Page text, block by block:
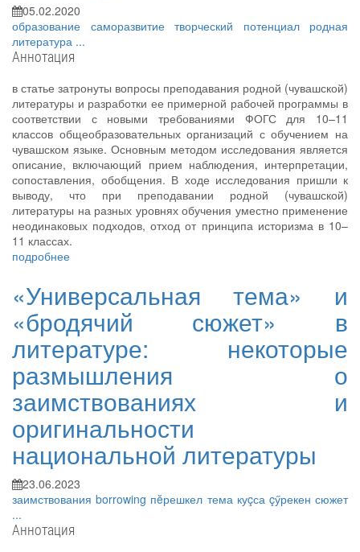
05.02.2020
образование саморазвитие творческий потенциал родная
литература ...
Аннотация
в статье затронуты вопросы преподавания родной (чувашской)
литературы и разработки ее примерной рабочей программы в
соответствии с новыми требованиями ФОГС для 10–11
классов общеобразовательных организаций с обучением на
чувашском языке. Основным методом исследования является
описание, включающий прием наблюдения, интерпретации,
сопоставления, обобщения. В ходе исследования пришли к
выводу, что при преподавании родной (чувашской)
литературы на разных уровнях обучения уместно применение
неодинаковых подходов, отход от принципа историзма в 10–
11 классах.
подробнее
«Универсальная тема» и
«бродячий сюжет» в
литературе: некоторые
размышления о
заимствованиях и
оригинальности
национальной литературы
23.06.2023
заимствованияborrowing пĕрешкел тема куçса çӳрекен сюжет
...
Аннотация